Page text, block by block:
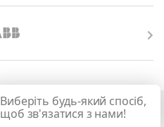
Виберіть будь-який спосіб,
щоб зв'язатися з нами!